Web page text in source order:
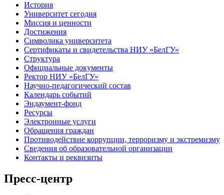
История
Университет сегодня
Миссия и ценности
Достижения
Символика университета
Сертификаты и свидетельства НИУ «БелГУ»
Структура
Официальные документы
Ректор НИУ «БелГУ»
Научно-педагогический состав
Календарь событий
Эндаумент-фонд
Ресурсы
Электронные услуги
Обращения граждан
Противодействие коррупции, терроризму и экстремизму
Сведения об образовательной организации
Контакты и реквизиты
Пресс-центр